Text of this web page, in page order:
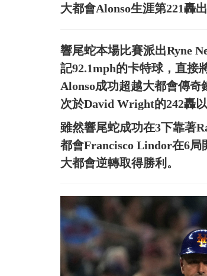
大都會Alonso生涯第221轟
響尾蛇本場比賽派出Ryne
記92.1mph的卡特球，直接
Alonso成功超越大都會傳
次於David Wright的242轟
雖然響尾蛇成功在3下靠著
都會Francisco Lindor在6局
大都會逆轉取得勝利。